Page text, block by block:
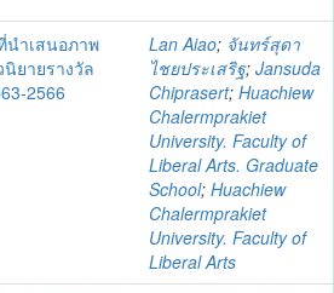
นำเสนอภาพ
ยายรางวัล
2566
Lan Aiao; จันทร์สุดา
ไชยประเสริฐ; Jansuda
Chiprasert; Huachiew
Chalermprakiet
University. Faculty of
Liberal Arts. Graduate
School; Huachiew
Chalermprakiet
University. Faculty of
Liberal Arts